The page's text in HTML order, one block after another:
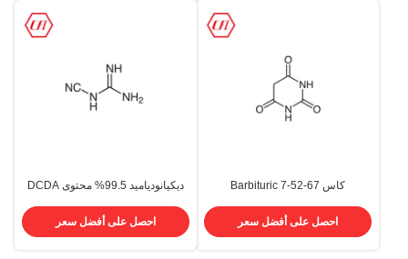
كاس 67-52-7 Barbituric
Arbibtone A فارما وسيطة كيميائيةاحصل على أفضل سعر
ديكيانودياميد 99.5% محتوى DCDA
احصل على أفضل سعر